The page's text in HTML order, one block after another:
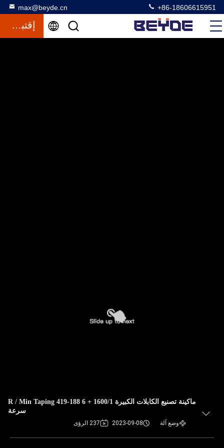
max@beyde.cn +86-18606615951
إقتباس
ماكينة تصنيع الكابلات الكبيرة 1600/1 + 6 188-419 R / Min Taping
سرعة
وضع آلة 2023-09-08 237 الرؤى